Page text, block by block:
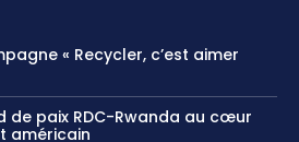
« Recycler, c’est aimer
de paix RDC-Rwanda au cœur
américain